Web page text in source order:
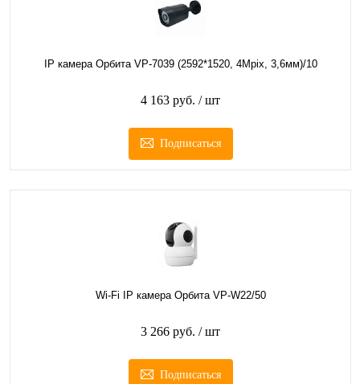
IP камера Орбита VP-7039 (2592*1520, 4Mpix, 3,6мм)/10
4 163 руб. / шт
Подписаться
Wi-Fi IP камера Орбита VP-W22/50
3 266 руб. / шт
Подписаться